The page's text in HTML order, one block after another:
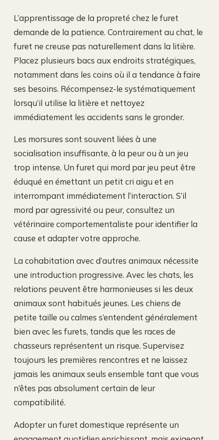
L’apprentissage de la propreté chez le furet
demande de la patience. Contrairement au chat, le
furet ne creuse pas naturellement dans la litière.
Placez plusieurs bacs aux endroits stratégiques,
notamment dans les coins où il a tendance à faire
ses besoins. Récompensez-le systématiquement
lorsqu’il utilise la litière et nettoyez
immédiatement les accidents sans le gronder.
Les morsures sont souvent liées à une
socialisation insuffisante, à la peur ou à un jeu
trop intense. Un furet qui mord par jeu peut être
éduqué en émettant un petit cri aigu et en
interrompant immédiatement l’interaction. S’il
mord par agressivité ou peur, consultez un
vétérinaire comportementaliste pour identifier la
cause et adapter votre approche.
La cohabitation avec d’autres animaux nécessite
une introduction progressive. Avec les chats, les
relations peuvent être harmonieuses si les deux
animaux sont habitués jeunes. Les chiens de
petite taille ou calmes s’entendent généralement
bien avec les furets, tandis que les races de
chasseurs représentent un risque. Supervisez
toujours les premières rencontres et ne laissez
jamais les animaux seuls ensemble tant que vous
n’êtes pas absolument certain de leur
compatibilité.
Adopter un furet domestique représente un